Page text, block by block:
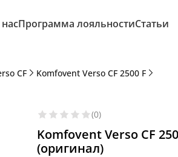
Программа лояльностиСтатьи
CF
Komfovent Verso CF 2500 F
(0)
Komfovent Verso CF
(оригинал)